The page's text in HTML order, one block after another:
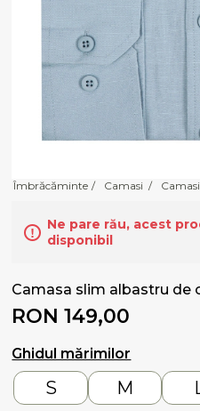
Îmbrăcăminte / Camasi /
Ne pare rău, acest
disponibil
Camasa slim albastru de
RON 149,00
Ghidul mărimilor
S M